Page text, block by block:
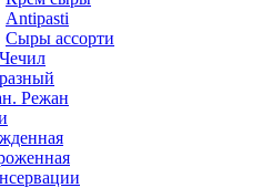
Antipasti
Сыры ассорти
Режан